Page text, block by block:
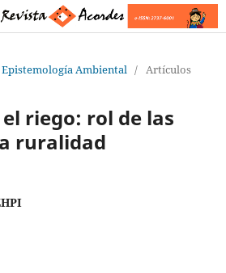
Epistemología Ambiental / Artículos
riego: rol de las
ruralidad